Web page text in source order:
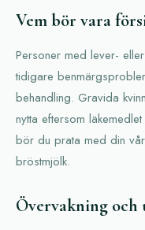
Vem bör vara
Personer med lever-
tidigare
behandling. Gravida
nytta eftersom
bör du prata med din
bröstmjölk.
Övervakning